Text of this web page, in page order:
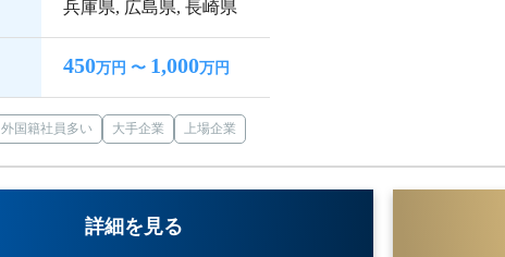
兵庫県, 広島県, 長崎県
450万円 〜 1,000万円
外国籍社員多い 大手企業 上場企業
詳細を見る